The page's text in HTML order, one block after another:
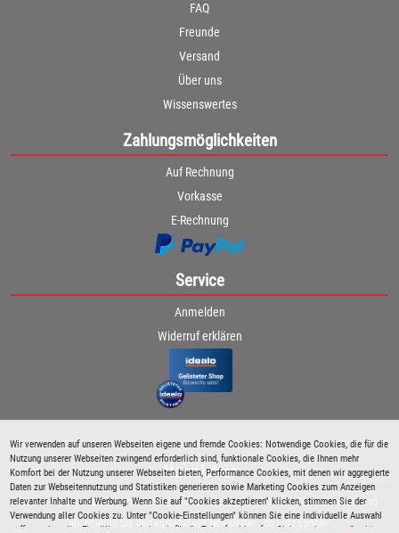
Wir verwenden auf unseren Webseiten eigene und fremde Cookies: Notwendige Cookies, die für die
Nutzung unserer Webseiten zwingend erforderlich sind, funktionale Cookies, die Ihnen mehr
Komfort bei der Nutzung unserer Webseiten bieten, Performance Cookies, mit denen wir aggregierte
Daten zur Webseitennutzung und Statistiken generieren sowie Marketing Cookies zum Anzeigen
relevanter Inhalte und Werbung. Wenn Sie auf "Cookies akzeptieren" klicken, stimmen Sie der
Verwendung aller Cookies zu. Unter "Cookie-Einstellungen" können Sie eine individuelle Auswahl
treffen und erteilte Einwilligungen jederzeit für die Zukunft widerrufen. Siehe auch unsere Cookie
FAQ
Freunde
Versand
Über uns
Wissenswertes
Zahlungsmöglichkeiten
Auf Rechnung
Vorkasse
E-Rechnung
Service
Anmelden
Widerruf erklären
Newsletter
Bleiben Sie immer über spezielle Aktionen sowie Produktneuheiten informiert und
abonnieren Sie den kostenlosen Newsletter von Lutz Langer!